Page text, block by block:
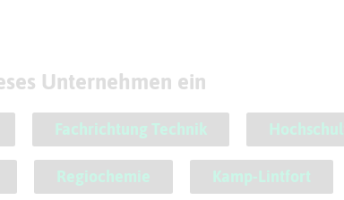
Unternehmen ein
Fachrichtung Technik
Regiochemie Kamp-Lintfort